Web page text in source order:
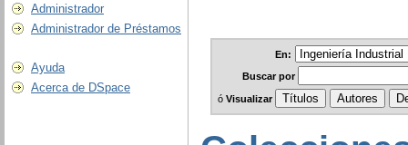
Administrador
Administrador de Préstamos
Ayuda
Acerca de DSpace
En:
Buscarpor
ó Visualizar